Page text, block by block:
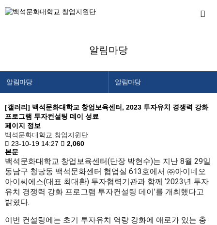
알림마당
알림마당
창업교육센터
창업보육센터
백석메이커스
공간/장비 예약
알림마당
이용안내
알림마당
[갤러리] 백석문화대학교 창업보육센터, 2023 투자유치 경쟁력 강화
프로그램 투자컨설팅 데이 성료
페이지 정보
백석문화대학교 창업지원단
23-10-19 14:27
2,060
본문
백석문화대학교 창업보육센터(단장 박현수)는 지난 8월 29일
동남구 청당동 백석문화센터 협업실 613호에서 ㈜아이네오
아이씨에스(대표 최대환) 투자협력기관과 함께 ‘2023년 투자
유치 경쟁력 강화 프로그램 투자컨설팅 데이’를 개최했다고
밝혔다.
이번 컨설팅에는 초기 투자유치 역량 강화에 애로가 있는 충